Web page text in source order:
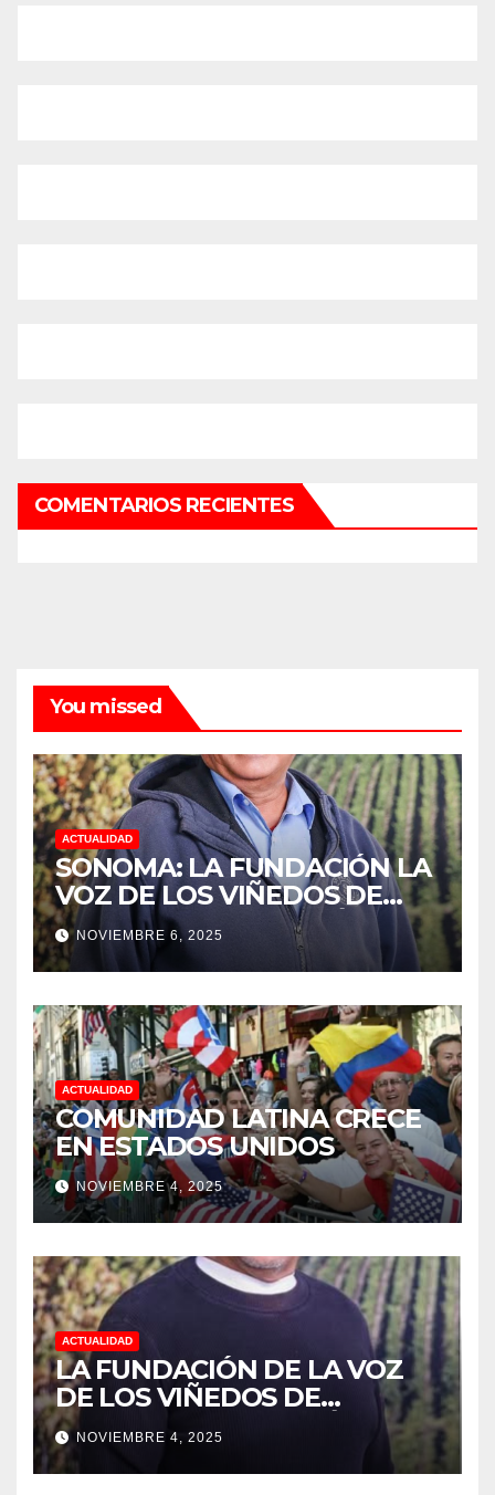
COMENTARIOS RECIENTES
You missed
ACTUALIDAD
SONOMA: LA FUNDACIÓN LA
VOZ DE LOS VIÑEDOS DE
SONOMA, RECONOCIÓ A LOS
TRABAJADORES DEL MES DE
FEBRERO POR SU GRAN
TRABAJO EN LA PODA DE
UVAS
NOVIEMBRE 6, 2025
ACTUALIDAD
COMUNIDAD LATINA CRECE
EN ESTADOS UNIDOS
NOVIEMBRE 4, 2025
ACTUALIDAD
LA FUNDACIÓN DE LA VOZ
DE LOS VIÑEDOS DE
SONOMA RECONOCIÓ A
CUATRO “ EMPLEADOS DEL
MES” POR SU LIDERAZGO Y
NOVIEMBRE 4, 2025